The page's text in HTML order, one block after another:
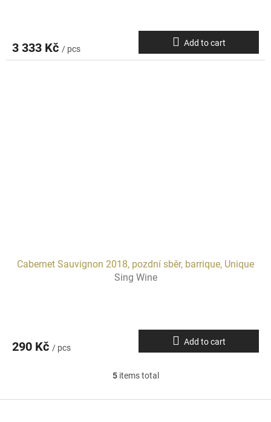
3 333 Kč / pcs
Add to cart
Cabernet Sauvignon 2018, pozdní sběr, barrique, Unique
Sing Wine
290 Kč / pcs
Add to cart
L
s
5items total